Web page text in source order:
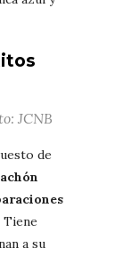
JCNB
de
Tiene
a su